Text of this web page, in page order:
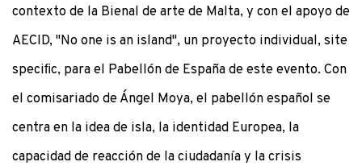
contexto de la Bienal de arte de Malta, y con el apoyo de
AECID, "No one is an island", un proyecto individual, site
speciﬁc, para el Pabellón de España de este evento. Con
el comisariado de Ángel Moya, el pabellón español se
centra en la idea de isla, la identidad Europea, la
capacidad de reacción de la ciudadanía y la crisis